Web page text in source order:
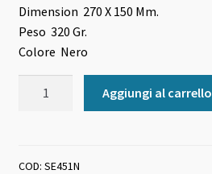
Dimension 270 X 150 Mm.
Peso 320 Gr.
Colore Nero
Tessuto
Aggiungi al carrello
COD: SE451N